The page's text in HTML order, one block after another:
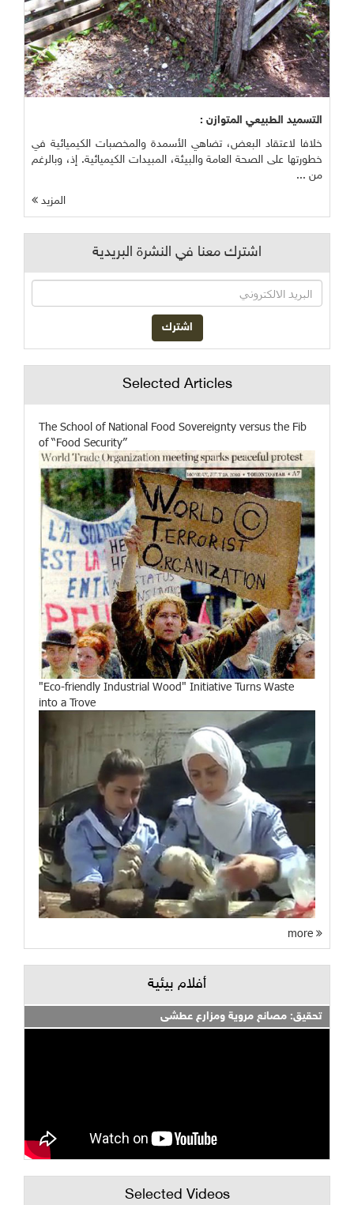
التسميد الطبيعي المتوازن :
خلافا لاعتقاد البعض، تضاهي الأسمدة والمخصبات الكيميائية في
خطورتها على الصحة العامة والبيئة، المبيدات الكيميائية. إذ، وبالرغم
من ...
المزيد
اشترك معنا في النشرة البريدية
Selected Articles
The School of National Food Sovereignty versus the Fib
of “Food Security”
"Eco-friendly Industrial Wood" Initiative Turns Waste
into a Trove
أفلام بيئية
تحقيق: مصانع مروية ومزارع عطشى
Selected Videos